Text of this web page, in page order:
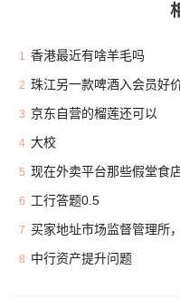
1 香港最近有啥羊毛吗
2 珠江另一款啤酒入会员好
3 京东自营的榴莲还可以
4 大校
5 现在外卖平台那些假堂食
6 工行答题0.5
7 买家地址市场监督管理所
8 中行资产提升问题